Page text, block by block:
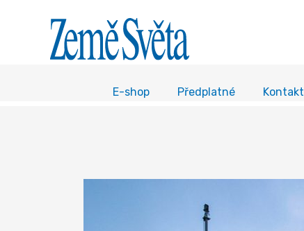
E-shop Předplatné Kontakt